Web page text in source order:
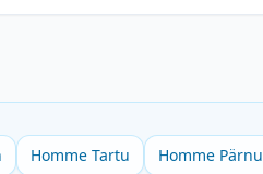
Homme Tartu Homme Pärnu